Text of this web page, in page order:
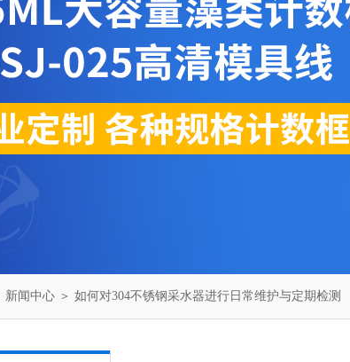
新闻中心 ＞ 如何对304不锈钢采水器进行日常维护与定期检测